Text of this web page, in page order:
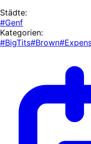
Städte:
#Genf
Kategorien:
#BigTits#Brown